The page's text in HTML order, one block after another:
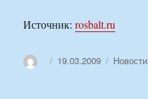
Источник:rosbalt.ru
АвторОпубликовано
19.03.2009 Рубрики
Новости